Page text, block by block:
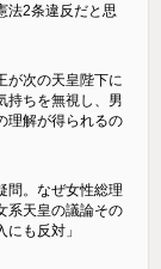
法2条違反だと思
が次の天皇陛下に
持ちを無視し、男
理解が得られるの
問。なぜ女性総理
系天皇の議論その
も反対」